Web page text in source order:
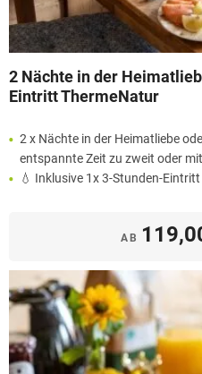
2 Nächte in der
Eintritt ThermeNatur
2 x Nächte in der Heimatliebe
entspannte Zeit zu zweit oder
💧 Inklusive 1x 3-Stunden-
AB